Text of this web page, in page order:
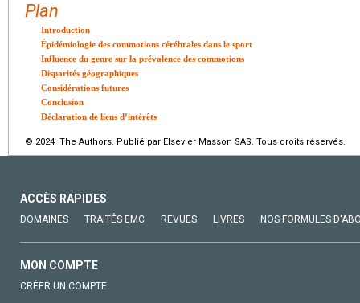
Plan
Introduction
Épidémiologie des commotions cérébrales dans le sport
Influence du genre sur la prévalence des commotions
Disparités géographiques
Considérations futures
Conclusion
Déclaration de liens d’intérêts
© 2024 The Authors. Publié par Elsevier Masson SAS. Tous droits réservés.
ACCÈS RAPIDES
DOMAINES TRAITÉS EMC REVUES LIVRES NOS FORMULES
MON COMPTE
CRÉER UN COMPTE